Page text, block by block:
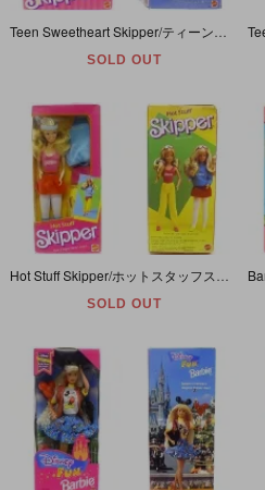
SOLD OUT
SOLD OUT